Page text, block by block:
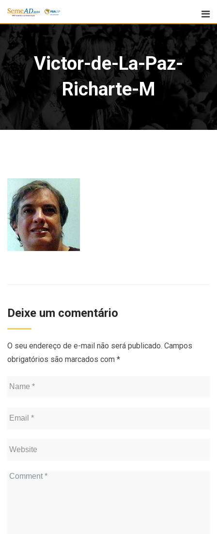
Victor-de-La-Paz-
Richarte-M
Deixe um comentário
O seu endereço de e-mail não será publicado. Campos
obrigatórios são marcados com *